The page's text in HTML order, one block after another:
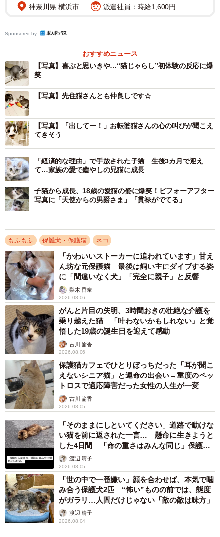
相性のいい子を迎えたい—そう考えていた飼い主さん。広
家族を迎える決意をしたといいます。
「保護猫にしようと決めていたので、里親募集サイトでご
縁を探し始めました。すると、口ひげとあごひげ模様が特
徴的な子猫に目が留まって…一目惚れ。『この子を迎えた
い』と思ったんです」
こうして2022年9月、生後2カ月半だったスイちゃんは家族
の一員になりました。
初日からマイペース全開！おしゃべり娘とのにぎ
やかな毎日
生後2カ月、おうちにやって来たスイちゃん（画像提供：ソアラとスイさ
ん）
お迎え初日、スイちゃんは物おじすることなく、堂々とし
た様子を見せてくれたそうです。
「怖がることもなく、『ケージの中から出して！』って感
じで騒いでいて（笑）。おもちゃなど初めて見るものに目
をまん丸にして、ビックリした表情をしていたのが印象的
神奈川県 横浜市
派遣社員：時給1,600円
Sponsored by
おすすめニュース
【写真】喜ぶと思いきや…“猫じゃらし”初体験の反応に爆
笑
【写真】先住猫さんとも仲良しです☆
【写真】「出してー！」お転婆猫さんの心の叫びが聞こえ
てきそう
「経済的な理由」で手放された子猫 生後3カ月で迎え
て…家族の愛で癒やしの兄猫に成長
子猫から成長、18歳の愛猫の姿に爆笑！ビフォーアフター
写真に「天使からの男爵さま」「貫禄がでてる」
もふもふ 保護犬・保護猫 ネコ
「かわいいストーカーに追われています」甘え
ん坊な元保護猫 最後は飼い主にダイブする姿
に「間違いなく犬」「完全に親子」と反響
梨木 香奈
2026.08.06
がんと片目の失明、3時間おきの壮絶な介護を
乗り越えた猫 「叶わないかもしれない」と覚
悟した19歳の誕生日を迎えて感動
古川 諭香
2026.08.06
保護猫カフェでひとりぼっちだった「耳が聞こ
えないシニア猫」と運命の出会い→重度のペッ
トロスで適応障害だった女性の人生が一変
古川 諭香
2026.08.05
「そのままにしといてください」道路で動けな
い猫を前に返された一言… 懸命に生きようと
した4日間 「命の重さはみんな同じ」保護団
体代表の訴え
渡辺 晴子
2026.08.05
「世の中で一番嫌い」顔を合わせば、本気で噛
み合う保護犬2匹 “怖い”ものの前では、態度
がガラリ…人間だけじゃない「敵の敵は味方」
渡辺 晴子
2026.08.04